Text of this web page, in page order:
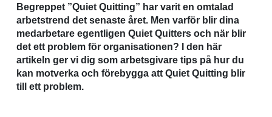
Begreppet ”Quiet Quitting” har varit en omtalad
arbetstrend det senaste året. Men varför blir dina
medarbetare egentligen Quiet Quitters och när blir
det ett problem för organisationen? I den här
artikeln ger vi dig som arbetsgivare tips på hur du
kan motverka och förebygga att Quiet Quitting blir
till ett problem.